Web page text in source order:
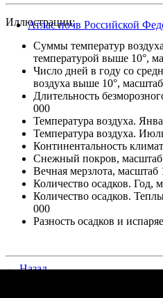
Атлас почв Российской
Иллюстрации:
Суммы температур
температурой выше 10°,
Число дней в году со
воздуха выше 10°,
Длительность
000
Температура воздуха.
Температура воздуха.
Континентальность
Снежный покров, масштаб
Вечная мерзлота, масштаб
Количество осадков. Год,
Количество осадков.
000
Разность осадков и
← Назад